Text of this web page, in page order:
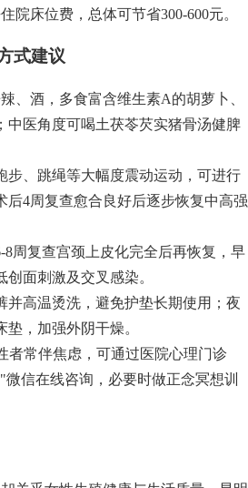
院床位费，总体可节省300-600元。
式建议
、酒，多食富含维生素A的胡萝卜、
中医角度可喝土茯苓芡实猪骨汤健脾
步、跳绳等大幅度震动运动，可进行
后4周复查愈合良好后逐步恢复中高强
8周复查宫颈上皮化完全后再恢复，早
面刺激及交叉感染。
并高温烫洗，避免护垫长期使用；夜
，加强外阴干燥。
者常伴焦虑，可通过医院心理门诊
信在线咨询，必要时做正念冥想训